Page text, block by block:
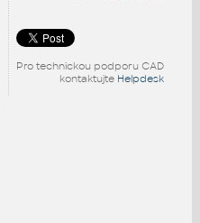
Pro technickou podporu CAD
kontaktujte Helpdesk